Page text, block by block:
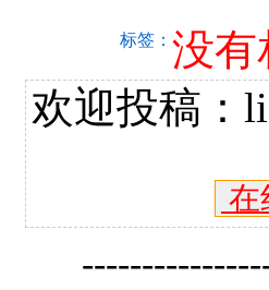
标签： 没有
欢迎投稿：
在